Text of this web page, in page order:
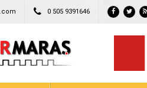
0 505 9391646